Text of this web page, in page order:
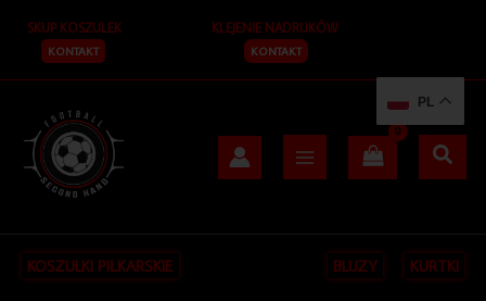
treści
SKUP KOSZULEK
KONTAKT
KLEJENIE NADRUKÓW
KONTAKT
KOSZULKI PIŁKARSKIE BLUZY KURTKI
PL